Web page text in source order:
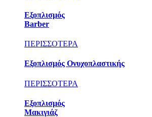
Εξοπλισμός
Barber
ΠΕΡΙΣΣΟΤΕΡΑ
Εξοπλισμός Ονυχοπλαστικής
ΠΕΡΙΣΣΟΤΕΡΑ
Εξοπλισμός
Μακιγιάζ